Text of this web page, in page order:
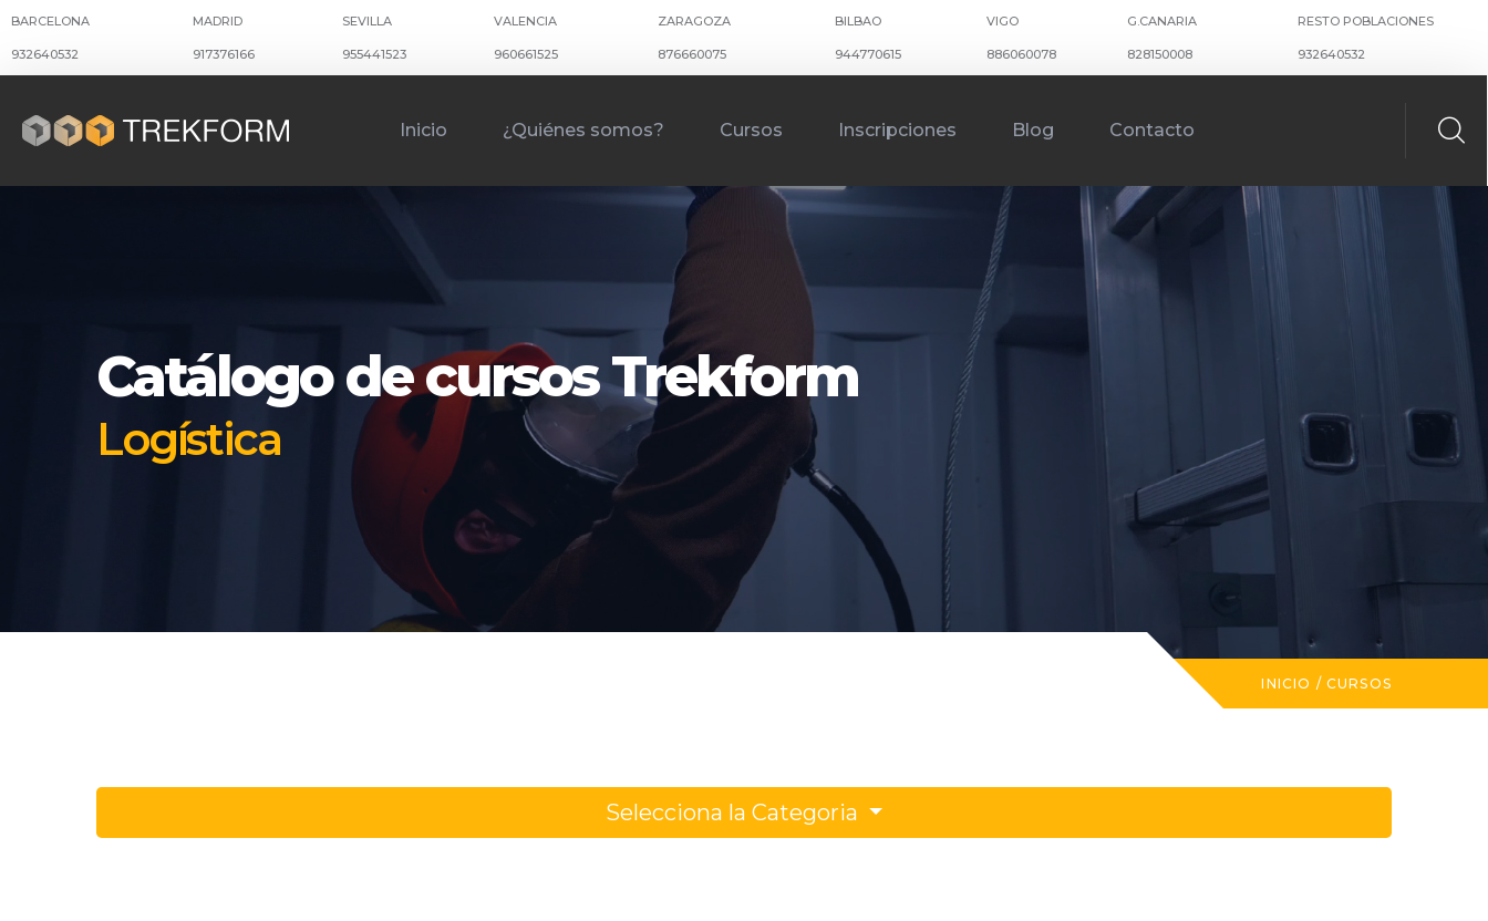
BARCELONA
932640532
MADRID
917376166
SEVILLA
955441523
VALENCIA
960661525
ZARAGOZA
876660075
BILBAO
944770615
VIGO
886060078
G.CANARIA
828150008
RESTO POBLACIONES
932640532
Inicio ¿Quiénes somos? Cursos Inscripciones Blog Contacto
Catálogo de cursos Trekform
Logística
INICIO / CURSOS
Selecciona la Categoria